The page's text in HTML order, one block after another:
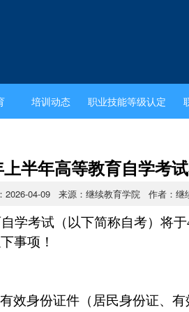
培训动态 职业技能等级认定
半年高等教育自学考
2026-04-09 来源：继续教育学院 作者：继
学考试（以下简称自考）将
事项！
效身份证件（居民身份证、